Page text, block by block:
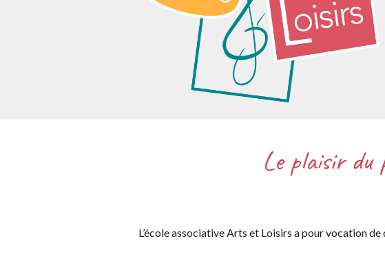
Le plaisir
L’école associative Arts et Loisirs a pour vocation